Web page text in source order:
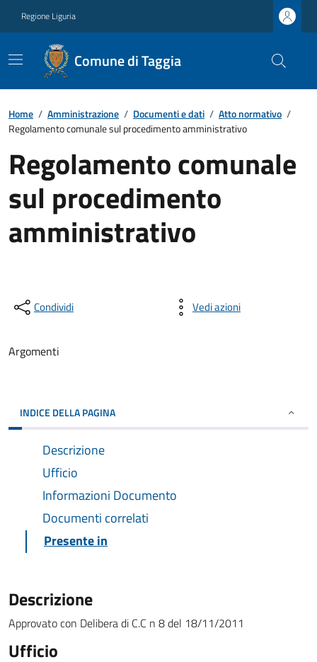
Regione Liguria
Comune di Taggia
Home / Amministrazione / Documenti e dati / Atto normativo /
Regolamento comunale sul procedimento amministrativo
Regolamento comunale
sul procedimento
amministrativo
Condividi Vedi azioni
Argomenti
INDICE DELLA PAGINA
Descrizione
Ufficio
Informazioni Documento
Documenti correlati
Presente in
Descrizione
Approvato con Delibera di C.C n 8 del 18/11/2011
Ufficio